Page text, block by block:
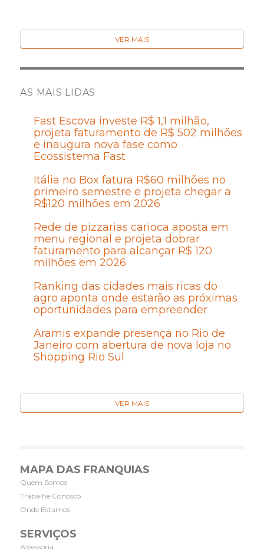
VER MAIS
AS MAIS LIDAS
Fast Escova investe R$ 1,1 milhão,
projeta faturamento de R$ 502 milhões
e inaugura nova fase como
Ecossistema Fast
Itália no Box fatura R$60 milhões no
primeiro semestre e projeta chegar a
R$120 milhões em 2026
Rede de pizzarias carioca aposta em
menu regional e projeta dobrar
faturamento para alcançar R$ 120
milhões em 2026
Ranking das cidades mais ricas do
agro aponta onde estarão as próximas
oportunidades para empreender
Aramis expande presença no Rio de
Janeiro com abertura de nova loja no
Shopping Rio Sul
VER MAIS
MAPA DAS FRANQUIAS
Quem Somos
Trabalhe Conosco
Onde Estamos
SERVIÇOS
Assessoria